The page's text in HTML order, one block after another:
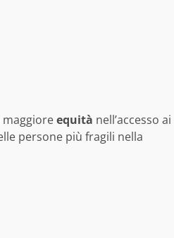
equità nell’accesso ai
persone più fragili nella